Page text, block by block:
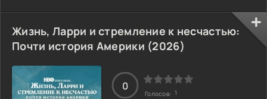
Жизнь, Ларри и стремление к несчастью:
Почти история Америки (2026)
0
Голосов: 1